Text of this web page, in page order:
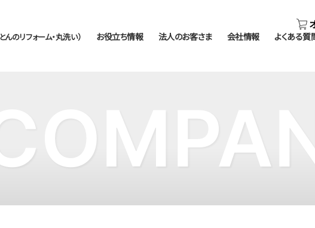
んのリフォーム・丸洗い） お役立ち情報 法人のお客さま 会社情報 よくある質